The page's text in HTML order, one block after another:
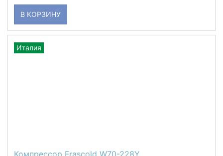
В КОРЗИНУ
Компрессор Frascold W70-228Y
Италия